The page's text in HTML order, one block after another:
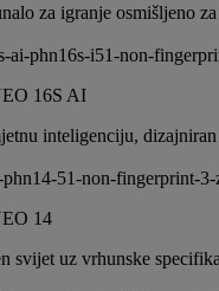
za igranje osmišljeno
16S AI
inteligenciju,
14
svijet uz vrhunske